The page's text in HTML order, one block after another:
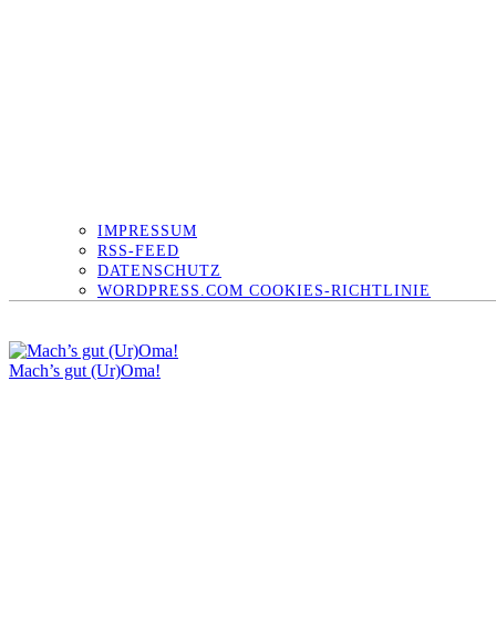
IMPRESSUM
RSS-FEED
DATENSCHUTZ
WORDPRESS.COM COOKIES-RICHTLINIE
Mach’s gut (Ur)Oma!